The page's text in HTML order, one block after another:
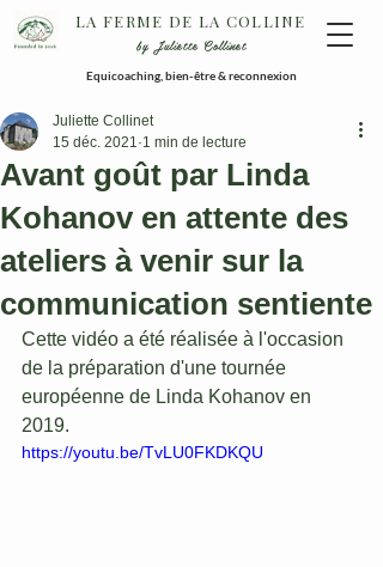
LA FERME DE LA COLLINE
by Juliette Collinet
Equicoaching, bien-être & reconnexion
Avant goût par Linda
Kohanov en attente des
ateliers à venir sur la
communication sentiente
Juliette Collinet
15 déc. 2021 1 min de lecture
Cette vidéo a été réalisée à l'occasion
de la préparation d'une tournée
européenne de Linda Kohanov en
2019.
https://youtu.be/TvLU0FKDKQU